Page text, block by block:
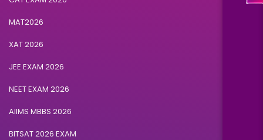
MAT2026
XAT 2026
JEE EXAM 2026
NEET EXAM 2026
AIIMS MBBS 2026
BITSAT 2026 EXAM